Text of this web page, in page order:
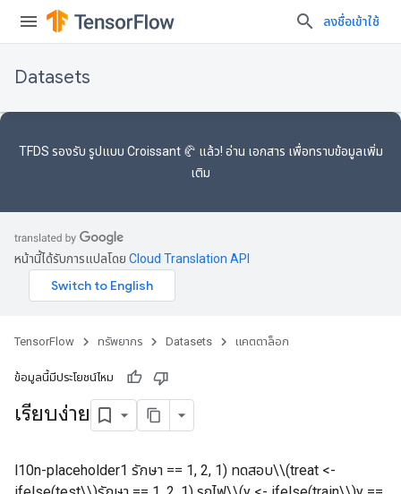
ลงชื่อเข้าใช้
Datasets
TFDS รองรับ รูปแบบ Croissant 🥐 แล้ว! อ่าน เอกสาร เพื่อทราบข้อมูลเพิ่ม
เติม
หน้านี้ได้รับการแปลโดย Cloud Translation API
TensorFlow ทรัพยากร Datasets แคตตาล็อก
ข้อมูลนี้มีประโยชน์ไหม
เรียบง่าย
l10n-placeholder1 รักษา == 1, 2, 1) ทดสอบ\\(treat <-